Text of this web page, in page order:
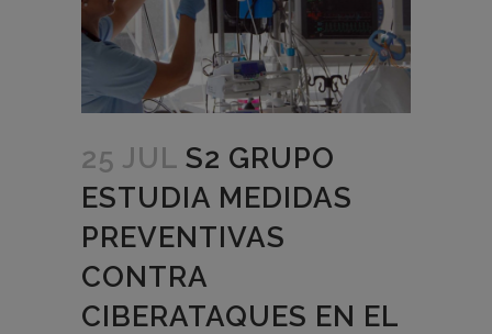
25 JUL S2 GRUPO
ESTUDIA MEDIDAS
PREVENTIVAS
CONTRA
CIBERATAQUES EN EL